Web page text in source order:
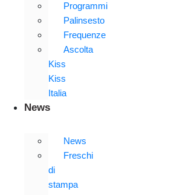
Programmi
Palinsesto
Frequenze
Ascolta
Kiss
Kiss
Italia
News
News
Freschi
di
stampa